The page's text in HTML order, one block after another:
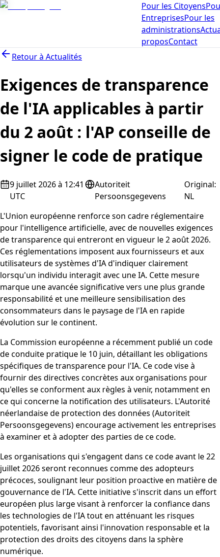
Pour les Citoyens
EntreprisesPour les
administrations
proposContact
Retour à Actualités
Exigences de transparence
de l'IA applicables à partir
du 2 août : l'AP conseille de
signer le code de pratique
9 juillet 2026 à 12:41
UTC
Autoriteit
Persoonsgegevens
Original:
NL
L'Union européenne renforce son cadre réglementaire
pour l'intelligence artificielle, avec de nouvelles exigences
de transparence qui entreront en vigueur le 2 août 2026.
Ces réglementations imposent aux fournisseurs et aux
utilisateurs de systèmes d'IA d'indiquer clairement
lorsqu'un individu interagit avec une IA. Cette mesure
marque une avancée significative vers une plus grande
responsabilité et une meilleure sensibilisation des
consommateurs dans le paysage de l'IA en rapide
évolution sur le continent.
La Commission européenne a récemment publié un code
de conduite pratique le 10 juin, détaillant les obligations
spécifiques de transparence pour l'IA. Ce code vise à
fournir des directives concrètes aux organisations pour
qu'elles se conforment aux règles à venir, notamment en
ce qui concerne la notification des utilisateurs. L'Autorité
néerlandaise de protection des données (Autoriteit
Persoonsgegevens) encourage activement les entreprises
à examiner et à adopter des parties de ce code.
Les organisations qui s'engagent dans ce code avant le 22
juillet 2026 seront reconnues comme des adopteurs
précoces, soulignant leur position proactive en matière de
gouvernance de l'IA. Cette initiative s'inscrit dans un effort
européen plus large visant à renforcer la confiance dans
les technologies de l'IA tout en atténuant les risques
potentiels, favorisant ainsi l'innovation responsable et la
protection des droits des citoyens dans la sphère
numérique.